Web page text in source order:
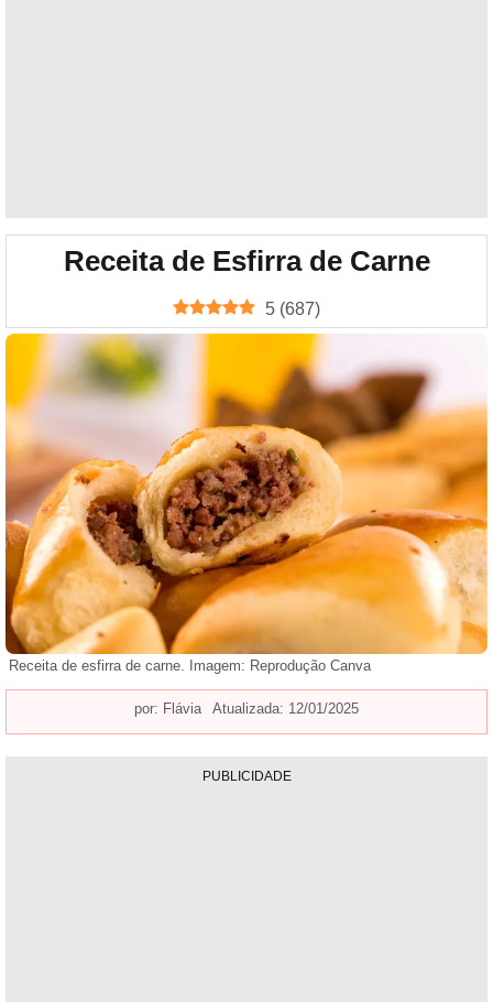
Receita de Esfirra de Carne
5 (687)
Receita de esfirra de carne. Imagem: Reprodução Canva
por: Flávia Atualizada: 12/01/2025
PUBLICIDADE